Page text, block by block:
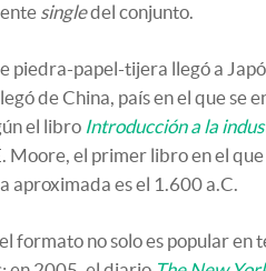
singledel conjunto.
piedra-papel-tijera llegó a
de China, país en el que se
el libro Introducción a la
Moore, el primer libro en el que
aproximada es el 1.600 a.C.
formato no solo es popular